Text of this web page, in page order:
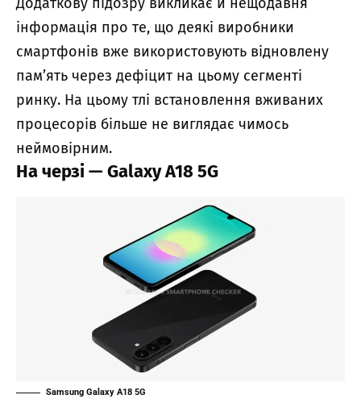
інформація про те, що деякі виробники
смартфонів вже використовують відновлену
пам’ять через дефіцит на цьому сегменті
ринку. На цьому тлі встановлення вживаних
процесорів більше не виглядає чимось
неймовірним.
На черзі — Galaxy A18 5G
Samsung Galaxy A18 5G